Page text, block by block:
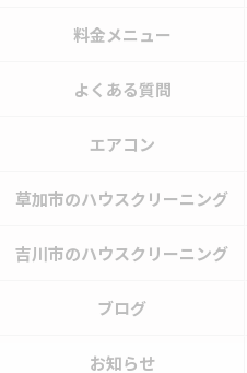
料金メニュー
よくある質問
エアコン
草加市のハウスクリーニング
吉川市のハウスクリーニング
ブログ
お知らせ